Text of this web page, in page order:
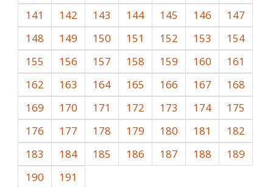
141
142 143 144 145 146
147
148
149 150 151 152 153
154
155
156 157 158 159 160
161
162
163 164 165 166 167
168
169
170 171 172 173 174
175
176
177 178 179 180 181
182
183
184 185 186 187 188
189
190
191